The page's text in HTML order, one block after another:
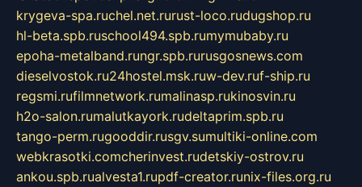
krygeva-spa.ruchel.net.rurust-loco.rudugshop.ru
hl-beta.spb.ruschool494.spb.rumymubaby.ru
epoha-metalband.rungr.spb.rurusgosnews.com
dieselvostok.ru24hostel.msk.ruw-dev.ruf-ship.ru
regsmi.rufilmnetwork.rumalinasp.rukinosvin.ru
h2o-salon.rumalutkayork.rudeltaprim.spb.ru
tango-perm.rugooddir.rusgv.sumultiki-online.com
webkrasotki.comcherinvest.rudetskiy-ostrov.ru
ankou.spb.rualvesta1.rupdf-creator.runix-files.org.ru